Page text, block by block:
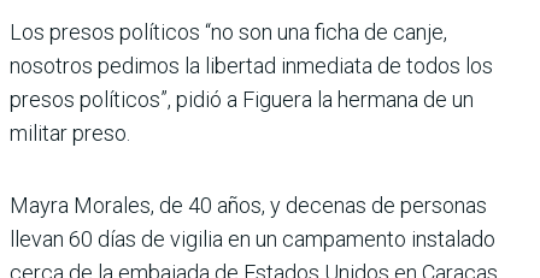
Los presos políticos “no son una ficha de canje,
nosotros pedimos la libertad inmediata de todos los
presos políticos”, pidió a Figuera la hermana de un
militar preso.
Mayra Morales, de 40 años, y decenas de personas
llevan 60 días de vigilia en un campamento instalado
cerca de la embajada de Estados Unidos en Caracas.